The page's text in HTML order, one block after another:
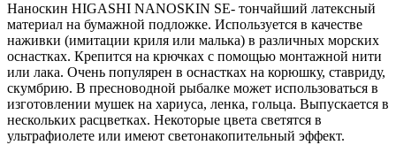
Наноскин HIGASHI NANOSKIN SE- тончайший латексный
материал на бумажной подложке. Используется в качестве
наживки (имитации криля или малька) в различных морских
оснастках. Крепится на крючках с помощью монтажной нити
или лака. Очень популярен в оснастках на корюшку, ставриду,
скумбрию. В пресноводной рыбалке может использоваться в
изготовлении мушек на хариуса, ленка, гольца. Выпускается в
нескольких расцветках. Некоторые цвета светятся в
ультрафиолете или имеют светонакопительный эффект.